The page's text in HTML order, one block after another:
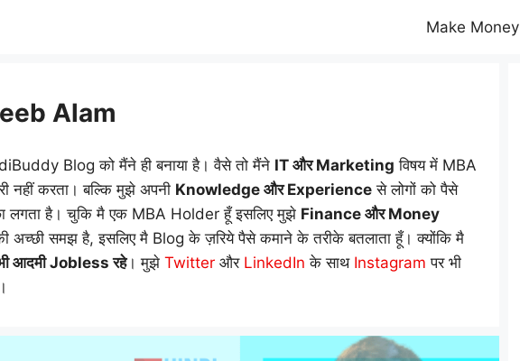
Make Money
Alam
Blog को मैंने ही बनाया है। वैसे तो मैंने IT और Marketing विषय में MBA
नहीं करता। बल्कि मुझे अपनी Knowledge और Experience से लोगों को पैसे
लगता है। चुकि मै एक MBA Holder हूँ इसलिए मुझे Finance और Money
अच्छी समझ है, इसलिए मै Blog के ज़रिये पैसे कमाने के तरीके बतलाता हूँ। क्योंकि मै
आदमी Jobless रहे। मुझे Twitter और LinkedIn के साथ Instagram पर भी